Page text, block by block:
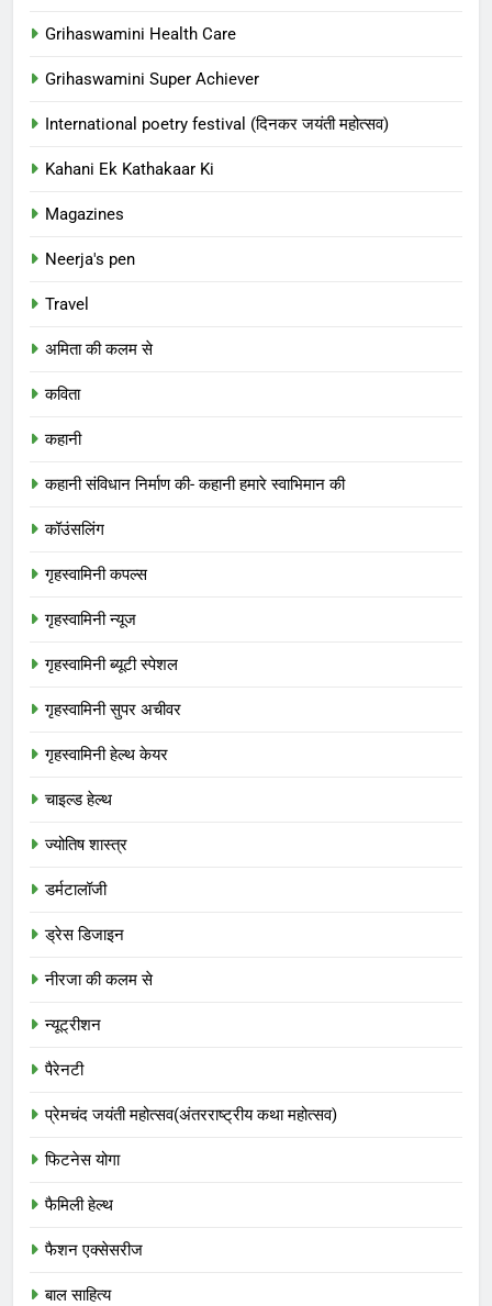
Grihaswamini Health Care
Grihaswamini Super Achiever
International poetry festival (दिनकर जयंती महोत्सव)
Kahani Ek Kathakaar Ki
Magazines
Neerja's pen
Travel
अमिता की कलम से
कविता
कहानी
कहानी संविधान निर्माण की- कहानी हमारे स्वाभिमान की
कॉउंसलिंग
गृहस्वामिनी कपल्स
गृहस्वामिनी न्यूज
गृहस्वामिनी ब्यूटी स्पेशल
गृहस्वामिनी सुपर अचीवर
गृहस्वामिनी हेल्थ केयर
चाइल्ड हेल्थ
ज्योतिष शास्त्र
डर्मटालॉजी
ड्रेस डिजाइन
नीरजा की कलम से
न्यूट्रीशन
पैरेनटी
प्रेमचंद जयंती महोत्सव(अंतरराष्ट्रीय कथा महोत्सव)
फिटनेस योगा
फैमिली हेल्थ
फैशन एक्सेसरीज
बाल साहित्य